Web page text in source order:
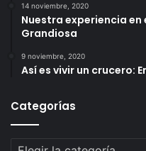
14 noviembre, 2020
Nuestra experiencia en
Grandiosa
9 noviembre, 2020
Así es vivir un crucero:
Categorías
Categorías